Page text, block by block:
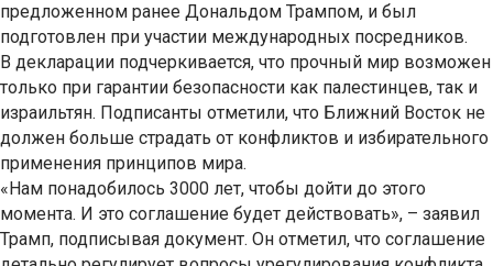
предложенном ранее Дональдом Трампом, и был
подготовлен при участии международных посредников.
В декларации подчеркивается, что прочный мир возможен
только при гарантии безопасности как палестинцев, так и
израильтян. Подписанты отметили, что Ближний Восток не
должен больше страдать от конфликтов и избирательного
применения принципов мира.
«Нам понадобилось 3000 лет, чтобы дойти до этого
момента. И это соглашение будет действовать», – заявил
Трамп, подписывая документ. Он отметил, что соглашение